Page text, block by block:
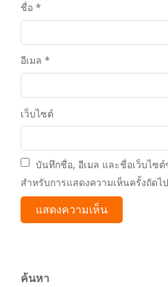
ชื่อ *
อีเมล *
เว็บไซต์
บันทึกชื่อ, อีเมล และชื่อเว็บไซ
สำหรับการแสดงความเห็นครั้งถัดไป
ค้นหา